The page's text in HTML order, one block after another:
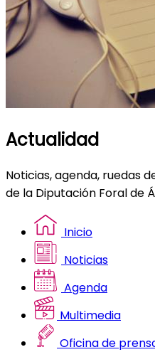
Actualidad
Noticias, agenda, ruedas
de la Diputación Foral de
Inicio
Noticias
Agenda
Multimedia
Oficina de